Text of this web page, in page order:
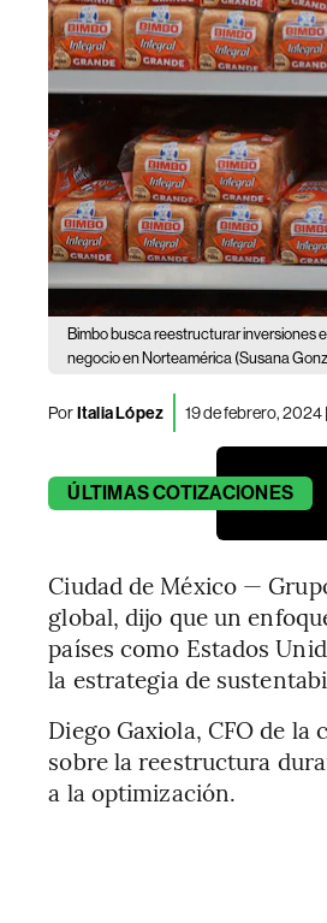
Bimbo busca reestructurar inversiones
negocio en Norteamérica (Susana
PorItalia López 19 de febrero, 2024
ÚLTIMASCOTIZACIONES
Ciudad de México —
global, dijo que un
países como Estados
la estrategia de
Diego Gaxiola, CFO de
sobre la reestructura
a la optimización.